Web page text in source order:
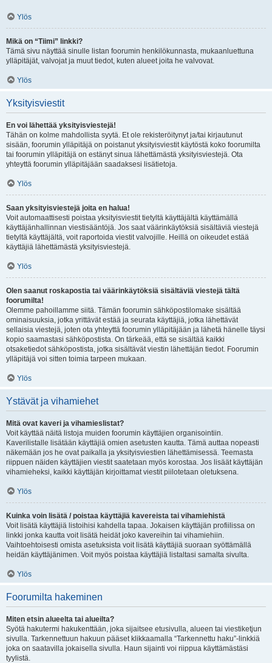
Ylös
Mikä on “Tiimi” linkki?
Tämä sivu näyttää sinulle listan foorumin henkilökunnasta, mukaanluettuna
ylläpitäjät, valvojat ja muut tiedot, kuten alueet joita he valvovat.
Ylös
Yksityisviestit
En voi lähettää yksityisviestejä!
Tähän on kolme mahdollista syytä. Et ole rekisteröitynyt ja/tai kirjautunut
sisään, foorumin ylläpitäjä on poistanut yksityisviestit käytöstä koko foorumilta
tai foorumin ylläpitäjä on estänyt sinua lähettämästä yksityisviestejä. Ota
yhteyttä foorumin ylläpitäjään saadaksesi lisätietoja.
Ylös
Saan yksityisviestejä joita en halua!
Voit automaattisesti poistaa yksityisviestit tietyltä käyttäjältä käyttämällä
käyttäjänhallinnan viestisääntöjä. Jos saat väärinkäytöksiä sisältäviä viestejä
tietyltä käyttäjältä, voit raportoida viestit valvojille. Heillä on oikeudet estää
käyttäjiä lähettämästä yksityisviestejä.
Ylös
Olen saanut roskapostia tai väärinkäytöksiä sisältäviä viestejä tältä
foorumilta!
Olemme pahoillamme siitä. Tämän foorumin sähköpostilomake sisältää
ominaisuuksia, jotka yrittävät estää ja seurata käyttäjiä, jotka lähettävät
sellaisia viestejä, joten ota yhteyttä foorumin ylläpitäjään ja lähetä hänelle täysi
kopio saamastasi sähköpostista. On tärkeää, että se sisältää kaikki
otsaketiedot sähköpostista, jotka sisältävät viestin lähettäjän tiedot. Foorumin
ylläpitäjä voi sitten toimia tarpeen mukaan.
Ylös
Ystävät ja vihamiehet
Mitä ovat kaveri ja vihamieslistat?
Voit käyttää näitä listoja muiden foorumin käyttäjien organisointiin.
Kaverilistalle lisätään käyttäjiä omien asetusten kautta. Tämä auttaa nopeasti
näkemään jos he ovat paikalla ja yksityisviestien lähettämisessä. Teemasta
riippuen näiden käyttäjien viestit saatetaan myös korostaa. Jos lisäät käyttäjän
vihamieheksi, kaikki käyttäjän kirjoittamat viestit piilotetaan oletuksena.
Ylös
Kuinka voin lisätä / poistaa käyttäjiä kavereista tai vihamiehistä
Voit lisätä käyttäjiä listoihisi kahdella tapaa. Jokaisen käyttäjän profiilissa on
linkki jonka kautta voit lisätä heidät joko kavereihin tai vihamiehiin.
Vaihtoehtoisesti omista asetuksista voit lisätä käyttäjiä suoraan syöttämällä
heidän käyttäjänimen. Voit myös poistaa käyttäjiä listaltasi samalta sivulta.
Ylös
Foorumilta hakeminen
Miten etsin alueelta tai alueilta?
Syötä hakutermi hakukenttään, joka sijaitsee etusivulla, alueen tai viestiketjun
sivulla. Tarkennettuun hakuun pääset klikkaamalla “Tarkennettu haku”-linkkiä
joka on saatavilla jokaisella sivulla. Haun sijainti voi riippua käyttämästäsi
tyylistä.